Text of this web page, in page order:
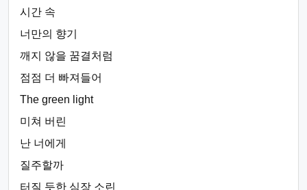
시간 속
너만의 향기
깨지 않을 꿈결처럼
점점 더 빠져들어
The green light
미쳐 버린
난 너에게
질주할까
터질 듯한 심장 소린